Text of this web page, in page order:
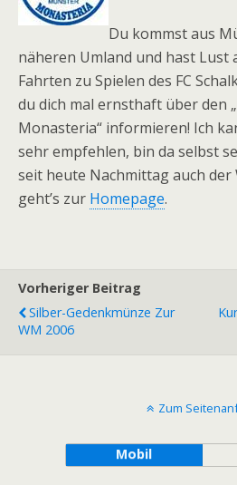
Du kommst aus
näheren Umland und hast Lust
Fahrten zu Spielen des FC
du dich mal ernsthaft über den
Monasteria“ informieren! Ich
sehr empfehlen, bin da selbst
seit heute Nachmittag auch der
geht’s zur Homepage.
Vorheriger Beitrag
Silber-Gedenkmünze Zur
WM 2006
Zum
Mobil